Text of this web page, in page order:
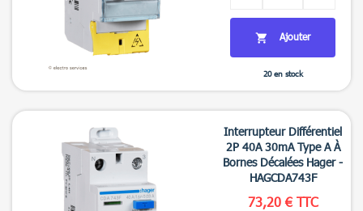

 Ajouter
20 en stock
Interrupteur Différentiel
2P 40A 30mA Type A À
Bornes Décalées Hager -
HAGCDA743F
73,20 € TTC